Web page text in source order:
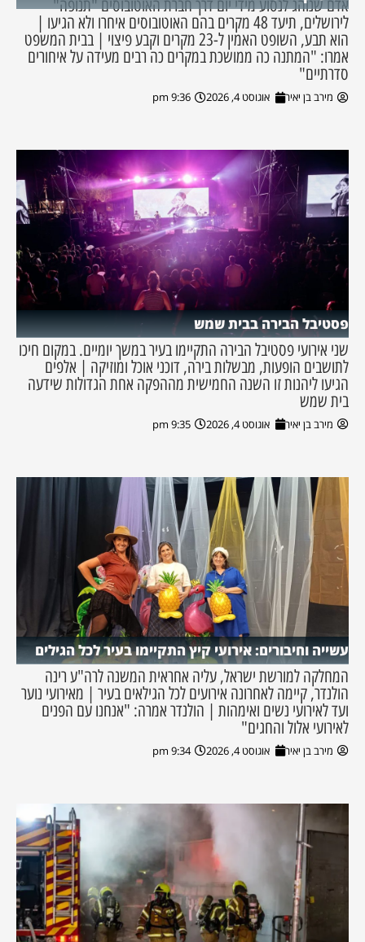
אדם שנוהג לנסוע מידי יום דרך חברת האוטובוסים "תנופה"
לירושלים, תיעד 48 מקרים בהם האוטובוסים איחרו ולא הגיעו |
הוא תבע, השופט האמין ל-23 מקרים וקבע פיצוי | בבית המשפט
אמרו: "המתנה כה ממושכת במקרים כה רבים מעידה על איחורים
סדרתיים"
מירב בן יאיר אוגוסט 4, 2026 9:36 pm
פסטיבל הבירה בבית שמש
שני אירועי פסטיבל הבירה התקיימו בעיר במשך יומיים. במקום חיכו
לתושבים הופעות, מבשלות בירה, דוכני אוכל ומוזיקה | אלפים
הגיעו ליהנות זו השנה החמישית מההפקה אחת הגדולות שידעה
בית שמש
מירב בן יאיר אוגוסט 4, 2026 9:35 pm
עשייה וחיבורים: אירועי קיץ התקיימו בעיר לכל הגילים
המחלקה למורשת ישראל, עליה אחראית המשנה לרה"ע רינה
הולנדר, קיימה לאחרונה אירועים לכל הגילאים בעיר | מאירועי נוער
ועד לאירועי נשים ואימהות | הולנדר אמרה: "אנחנו עם הפנים
לאירועי אלול והחגים"
מירב בן יאיר אוגוסט 4, 2026 9:34 pm